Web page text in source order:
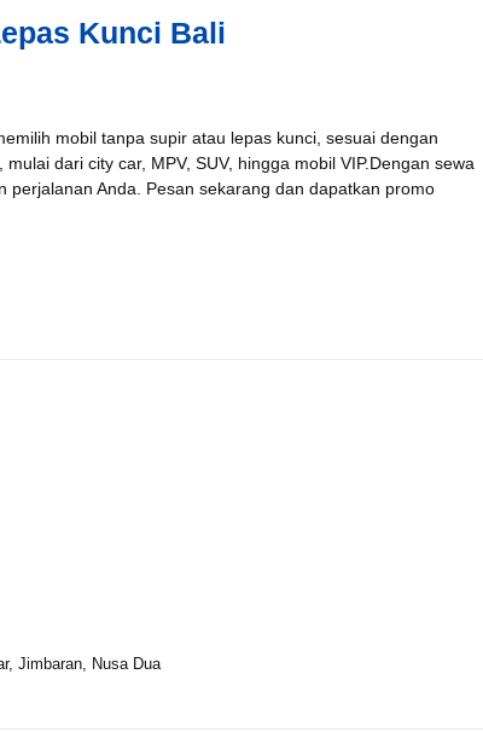
Kunci Bali
mobil tanpa supir atau lepas kunci, sesuai dengan
dari city car, MPV, SUV, hingga mobil VIP.Dengan sewa
perjalanan Anda. Pesan sekarang dan dapatkan promo
Jimbaran, Nusa Dua